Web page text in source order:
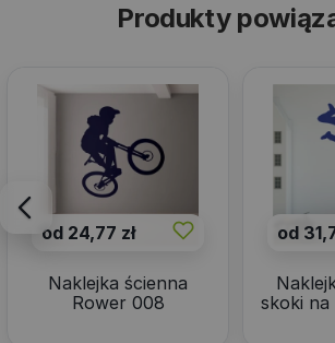
Produkty
od 24,77 zł
Naklejka ścienna
Rower 008
od
skoki na